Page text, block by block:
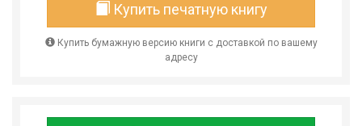
Купить печатную книгу
Купить бумажную версию книги с доставкой по вашему
адресу